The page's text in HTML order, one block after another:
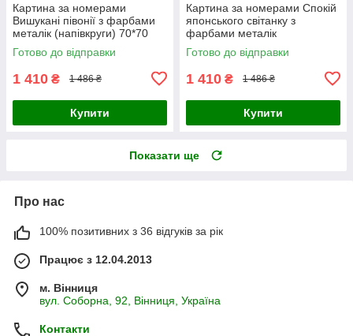
Картина за номерами
Вишукані півонії з фарбами
металік (напівкруги) 70*70
Origami (OSR1008)
Готово до відправки
1 410 ₴ 1 486 ₴
Купити
Картина за номерами Спокій
японського світанку з
фарбами металік
(напівкруги) 70*70 Origami
(OSR1009)
Готово до відправки
1 410 ₴ 1 486 ₴
Купити
Показати ще
Про нас
100% позитивних з 36 відгуків за рік
Працює з 12.04.2013
м. Вінниця
вул. Соборна, 92, Вінниця, Україна
Контакти